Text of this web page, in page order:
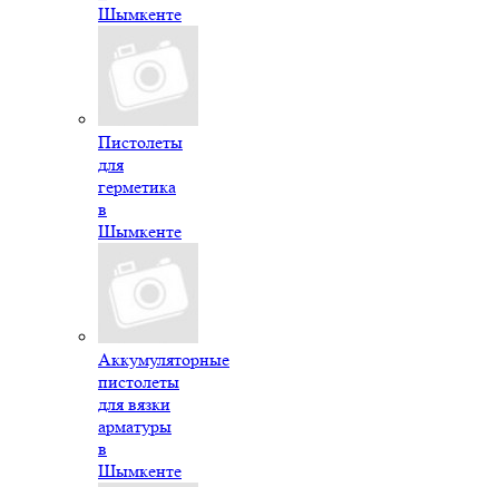
Шымкенте
Пистолеты
для
герметика
в
Шымкенте
Аккумуляторные
пистолеты
для вязки
арматуры
в
Шымкенте